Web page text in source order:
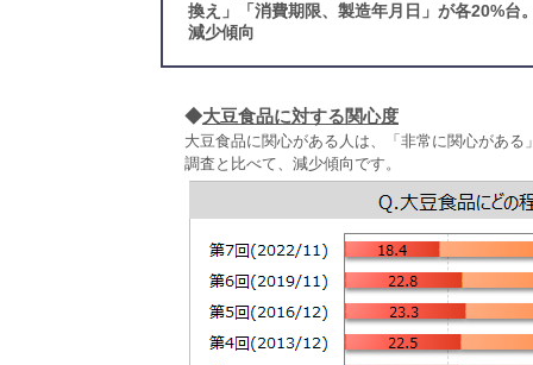
換え」「消費期限、製造年月日」が各20%台
減少傾向
◆大豆食品に対する関心度
大豆食品に関心がある人は、「非常に関心があ
調査と比べて、減少傾向です。